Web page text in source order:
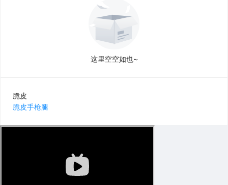
这里空空如也~
脆皮
脆皮手枪腿